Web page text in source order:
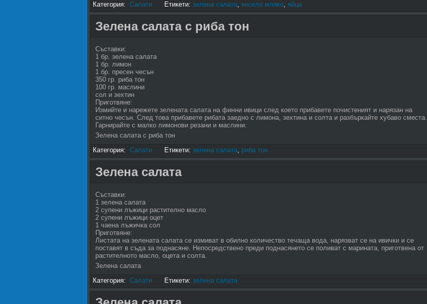
Категория: Салати Етикети: зелена салата, кисело мляко, яйца
Зелена салата с риба тон
Съставки:
1 бр. зелена салата
1 бр. лимон
1 бр. пресен чесън
350 гр. риба тон
100 гр. маслини
сол и зехтин
Приготвяне:
Измийте и нарежете зелената салата на финни ивици след което прибавете почистеният и нарязан на
ситно чесън. След това прибавете рибата заедно с лимона, зехтина и солта и разбъркайте хубаво сместа.
Гарнирайте с малко лимонови резани и маслини.
Зелена салата с риба тон
Категория: Салати Етикети: зелена салата, риба тон
Зелена салата
Съставки:
1 зелена салата
2 супени лъжици растително масло
2 супени лъжици оцет
1 чаена лъжичка сол
Приготвяне:
Листата на зелената салата се измиват в обилно количество течаща вода, нарязват се на ивички и се
поставят в съда за поднасяне. Непосредствено преди поднасянето се поливат с марината, приготвена от
растителното масло, оцета и солта.
Зелена салата
Категория: Салати Етикети: зелена салата